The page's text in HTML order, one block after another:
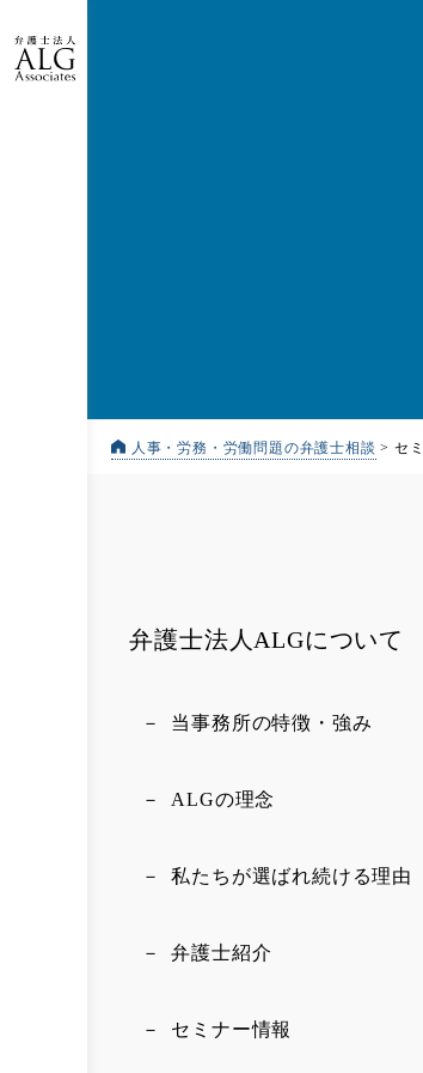
人事・労務・労働問題の弁護士相談 >セ
弁護士法人ALGについて
当事務所の特徴・強み
ALGの理念
私たちが選ばれ続ける理由
弁護士紹介
セミナー情報